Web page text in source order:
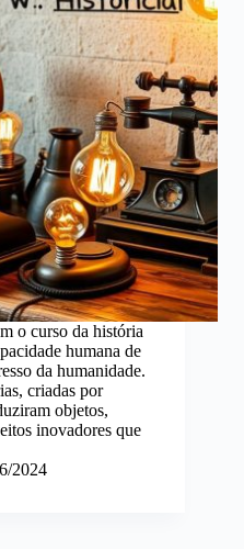
o curso da história
humana de
da humanidade.
criadas por
objetos,
inovadores que
2024